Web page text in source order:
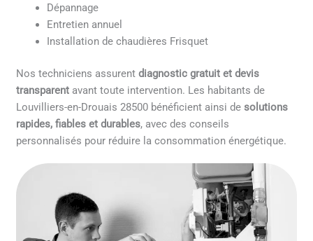
Dépannage
Entretien annuel
Installation de chaudières Frisquet
Nos techniciens assurentdiagnostic gratuit et devis
transparent avant toute intervention. Les habitants de
Louvilliers-en-Drouais 28500 bénéficient ainsi desolutions
rapides, fiables et durables, avec des conseils
personnalisés pour réduire la consommation énergétique.